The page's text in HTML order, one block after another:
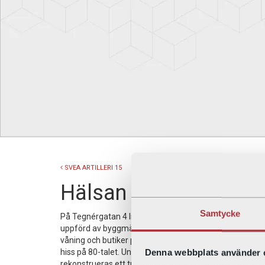
Samtycke
Denna webbplats använder
SVEA ARTILLERI 15
Hälsan 4
På Tegnérgatan 4 ligger fastighet Hälsan 4 sedan år
uppförd av byggmästare Nils Johan Bengtson. Huset
våning och butiker på gatuplan. Hälsan 4 har rustas
hiss på 80-talet. Under år 2008 restaurerades